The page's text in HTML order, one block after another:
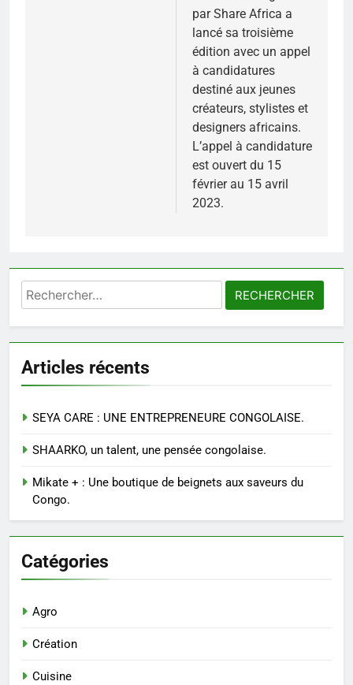
par Share Africa a
lancé sa troisième
édition avec un appel
à candidatures
destiné aux jeunes
créateurs, stylistes et
designers africains.
L’appel à candidature
est ouvert du 15
février au 15 avril
2023.
Rechercher :
Articles récents
SEYA CARE : UNE ENTREPRENEURE CONGOLAISE.
SHAARKO, un talent, une pensée congolaise.
Mikate + : Une boutique de beignets aux saveurs du
Congo.
Catégories
Agro
Création
Cuisine